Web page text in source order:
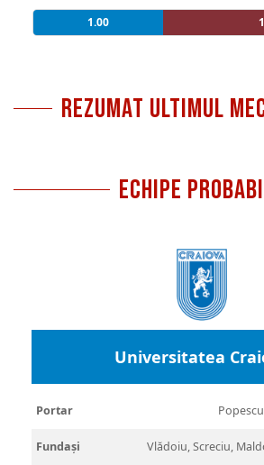
1.00
REZUMAT ULTIMUL
ECHIPE
Universitatea
Portar Popescu
Fundași Vlădoiu, Screciu,